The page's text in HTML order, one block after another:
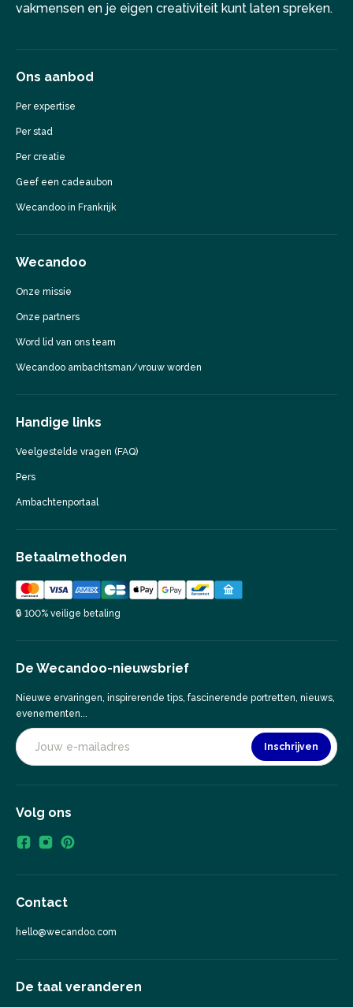
vakmensen en je eigen creativiteit kunt laten spreken.
Ons aanbod
Per expertise
Per stad
Per creatie
Geef een cadeaubon
Wecandoo in Frankrijk
Wecandoo
Onze missie
Onze partners
Word lid van ons team
Wecandoo ambachtsman/vrouw worden
Handige links
Veelgestelde vragen (FAQ)
Pers
Ambachtenportaal
Betaalmethoden
🔒 100% veilige betaling
De Wecandoo-nieuwsbrief
Nieuwe ervaringen, inspirerende tips, fascinerende portretten, nieuws,
evenementen...
Inschrijven
Volg ons
Contact
hello@wecandoo.com
De taal veranderen